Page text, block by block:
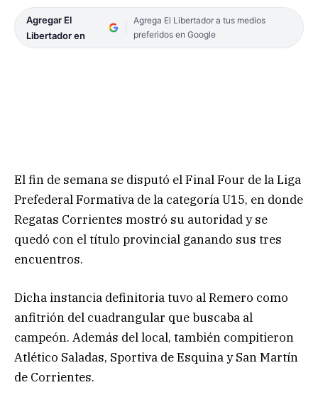
Agregar El
Libertador en
Agrega El Libertador a tus medios
preferidos en Google
El fin de semana se disputó el Final Four de la Liga
Prefederal Formativa de la categoría U15, en donde
Regatas Corrientes mostró su autoridad y se
quedó con el título provincial ganando sus tres
encuentros.
Dicha instancia definitoria tuvo al Remero como
anfitrión del cuadrangular que buscaba al
campeón. Además del local, también compitieron
Atlético Saladas, Sportiva de Esquina y San Martín
de Corrientes.